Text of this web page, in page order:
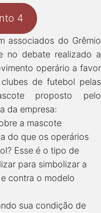
4
associados do Grêmio
no debate realizado a
operário a favor
de futebol pelas
proposto pelo
da empresa:
a mascote
do que os operários
Esse é o tipo de
para simbolizar a
contra o modelo
sua condição de